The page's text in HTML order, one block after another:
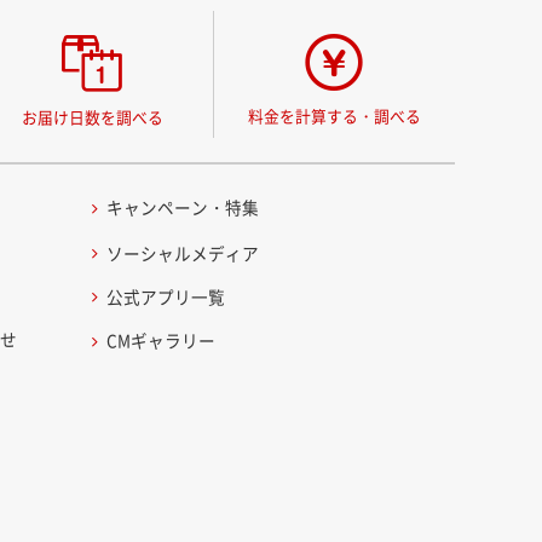
お届け日数を調べる 料金を計算する・調べる
キャンペーン・特集
ソーシャルメディア
公式アプリ一覧
CMギャラリー